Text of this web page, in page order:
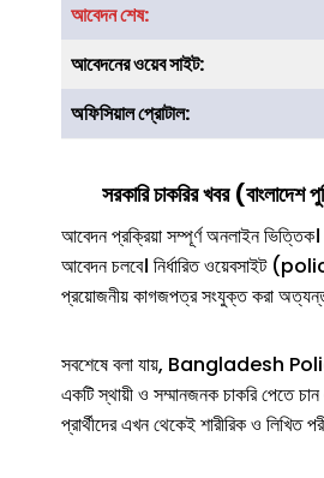
আবেদন শেষ:
আবেদনের ওয়েব সাইট:
অফিসিয়াল প্রোটাল:
সরকারিচাকরির খবর (বাংলাদেশ
আবেদন প্রক্রিয়া সম্পূর্ণ অনলাইন
আবেদন চলবে। নির্ধারিত ওয়েবসাইট
প্রয়োজনীয় কাগজপত্র সংযুক্ত করা
সবশেষে বলা যায়, Bangladesh
একটি স্থায়ী ও সম্মানজনক চাকরি পেতে
প্রার্থীদের এখন থেকেই শারীরিক ও